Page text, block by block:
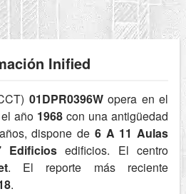
Inified
01DPR0396Wopera en el
año 1968 con una antigüedad
dispone de 6 A 11 Aulas
Edificios edificios. El centro
. El reporte más reciente
.